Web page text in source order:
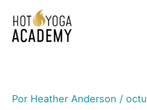
Por Heather Anderson /